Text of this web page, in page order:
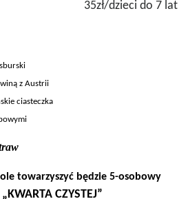
35zł/dzieci do 7 lat
z Austrii
ciasteczka
towarzyszyć będzie 5-osobowy
CZYSTEJ”